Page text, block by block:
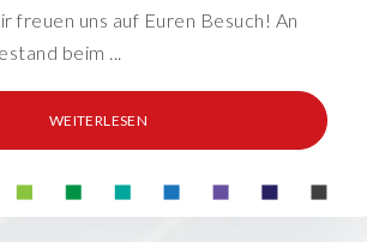
freuen uns auf Euren Besuch! An
beim ...
WEITERLESEN